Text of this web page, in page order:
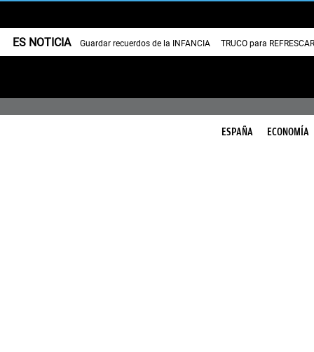
ES NOTICIA Guardar recuerdos de la INFANCIA TRUCO para
ESPAÑA ECONOMÍA